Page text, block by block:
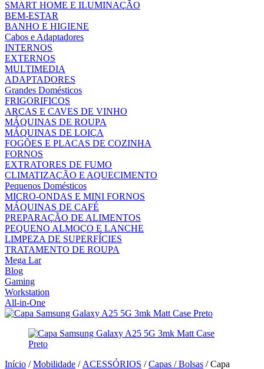
SMART HOME E ILUMINAÇÃO
BEM-ESTAR
BANHO E HIGIENE
Cabos e Adaptadores
INTERNOS
EXTERNOS
MULTIMEDIA
ADAPTADORES
Grandes Domésticos
FRIGORIFICOS
ARCAS E CAVES DE VINHO
MÁQUINAS DE ROUPA
MÁQUINAS DE LOIÇA
FOGÕES E PLACAS DE COZINHA
FORNOS
EXTRATORES DE FUMO
CLIMATIZAÇÃO E AQUECIMENTO
Pequenos Domésticos
MICRO-ONDAS E MINI FORNOS
MÁQUINAS DE CAFÉ
PREPARAÇÃO DE ALIMENTOS
PEQUENO ALMOÇO E LANCHE
LIMPEZA DE SUPERFÍCIES
TRATAMENTO DE ROUPA
Mega Lar
Blog
Gaming
Workstation
All-in-One
Início /Mobilidade /ACESSÓRIOS /Capas / Bolsas / Capa